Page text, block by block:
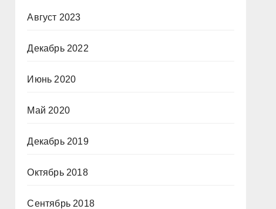
Август 2023
Декабрь 2022
Июнь 2020
Май 2020
Декабрь 2019
Октябрь 2018
Сентябрь 2018